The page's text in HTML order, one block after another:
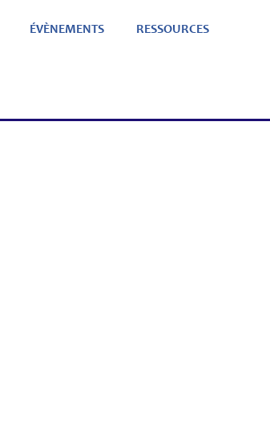
ÉVÈNEMENTS RESSOURCES